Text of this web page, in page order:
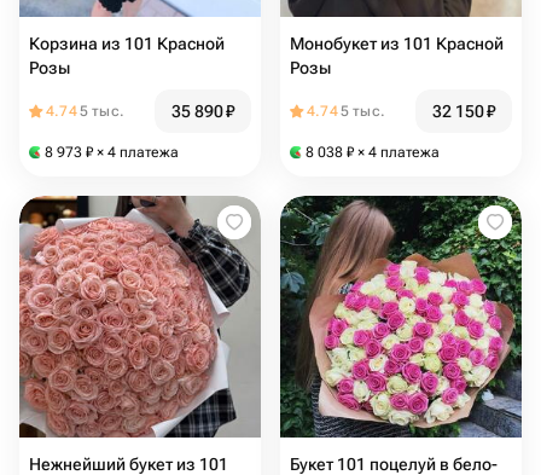
Корзина из 101 Красной
Розы
4.745 тыс. 35 890₽
8 973 ₽ × 4 платежа
Монобукет из 101 Красной
Розы
4.745 тыс. 32 150₽
8 038 ₽ × 4 платежа
Нежнейший букет из 101
Букет 101 поцелуй в бело-